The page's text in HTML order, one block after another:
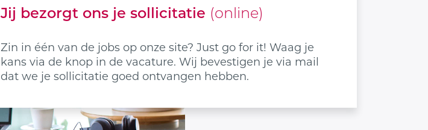
Jij bezorgt ons je sollicitatie (online)
Zin in één van de jobs op onze site? Just go for it! Waag je
kans via de knop in de vacature. Wij bevestigen je via mail
dat we je sollicitatie goed ontvangen hebben.